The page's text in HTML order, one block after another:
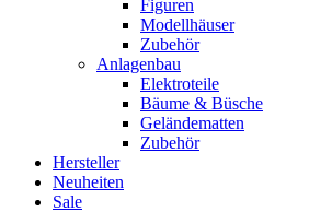
Figuren
Modellhäuser
Zubehör
Anlagenbau
Elektroteile
Bäume & Büsche
Geländematten
Zubehör
Hersteller
Neuheiten
Sale